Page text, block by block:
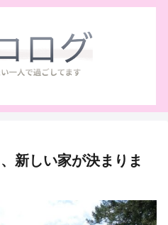
新しい家が決まりま